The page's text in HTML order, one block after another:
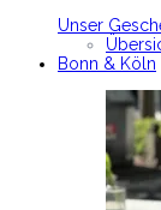
Unser
Bonn & Köln